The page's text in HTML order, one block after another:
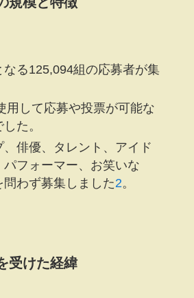
なる125,094組の応募者が集
用して応募や投票が可能な
た。
俳優、タレント、アイド
パフォーマー、お笑いな
問わず募集しました2。
受けた経緯